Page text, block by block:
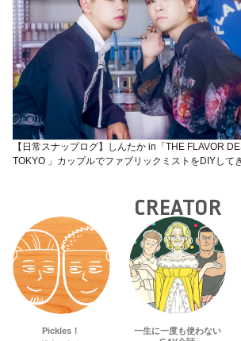
【日常スナップログ】しんたか in「THE FLAVOR
TOKYO 」カップルでファブリックミストをDIYして
CREATOR
Pickles！
一生に一度も使わない